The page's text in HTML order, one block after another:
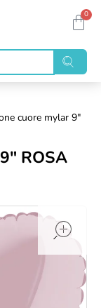
0
cuore mylar 9"
ROSA